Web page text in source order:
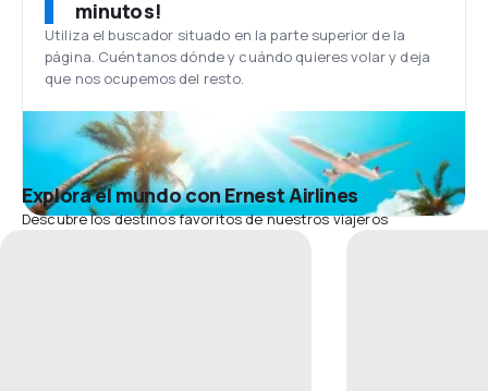
minutos!
Utiliza el buscador situado en la parte superior de la
página. Cuéntanos dónde y cuándo quieres volar y deja
que nos ocupemos del resto.
Explora el mundo con Ernest Airlines
Descubre los destinos favoritos de nuestros viajeros